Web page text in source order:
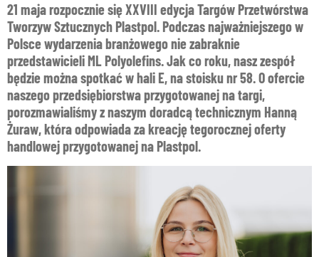
21 maja rozpocznie się XXVIII edycja Targów Przetwórstwa
Tworzyw Sztucznych Plastpol. Podczas najważniejszego w
Polsce wydarzenia branżowego nie zabraknie
przedstawicieli ML Polyolefins. Jak co roku, nasz zespół
będzie można spotkać w hali E, na stoisku nr 58. O ofercie
naszego przedsiębiorstwa przygotowanej na targi,
porozmawialiśmy z naszym doradcą technicznym Hanną
Żuraw, która odpowiada za kreację tegorocznej oferty
handlowej przygotowanej na Plastpol.